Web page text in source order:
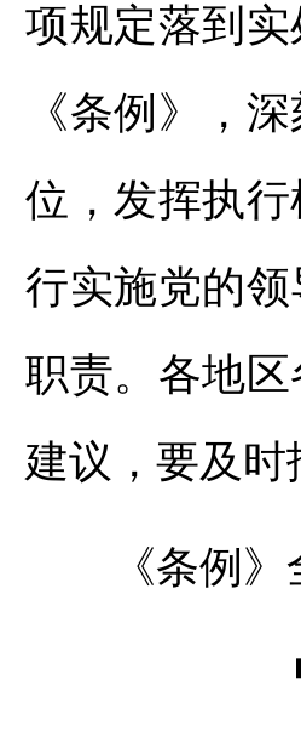
项规定落到
《条例》，
位，发挥执
行实施党的
职责。各地
建议，要及时
《条例》